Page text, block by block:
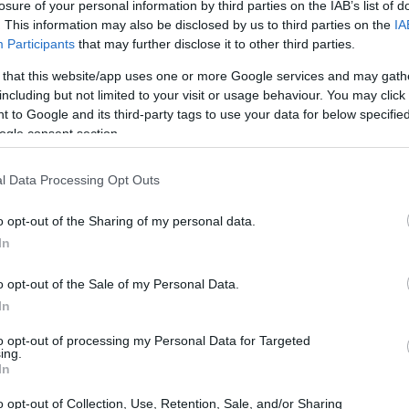
of your personal information by third parties on the IAB’s list of
This information may also be disclosed by us to third parties on the
Participants that may further disclose it to other third parties.
that this website/app uses one or more Google services and may
but not limited to your visit or usage behaviour. You may
to Google and its third-party tags to use your data for below
consent section.
Data Processing Opt Outs
opt-out of the Sharing of my personal data.
opt-out of the Sale of my Personal Data.
opt-out of processing my Personal Data for Targeted
opt-out of Collection, Use, Retention, Sale, and/or Sharing
Litecoin experimenta una
evolución, y hoy,Bitcoinha mostrado una
máximos recientes. A pesar de esto, Litecoinha
un aumento del 10,56% en su valor, cotizando
en el mercado no solo son indicativos de la salud
el creciente interés de los inversores que buscan
volátil.
se ha destacado la asociación de STEPN, la
Esta colaboración promete impulsar la adopción
el estilo de vida digital. A medida que más
blockchain, el ecosistema de las